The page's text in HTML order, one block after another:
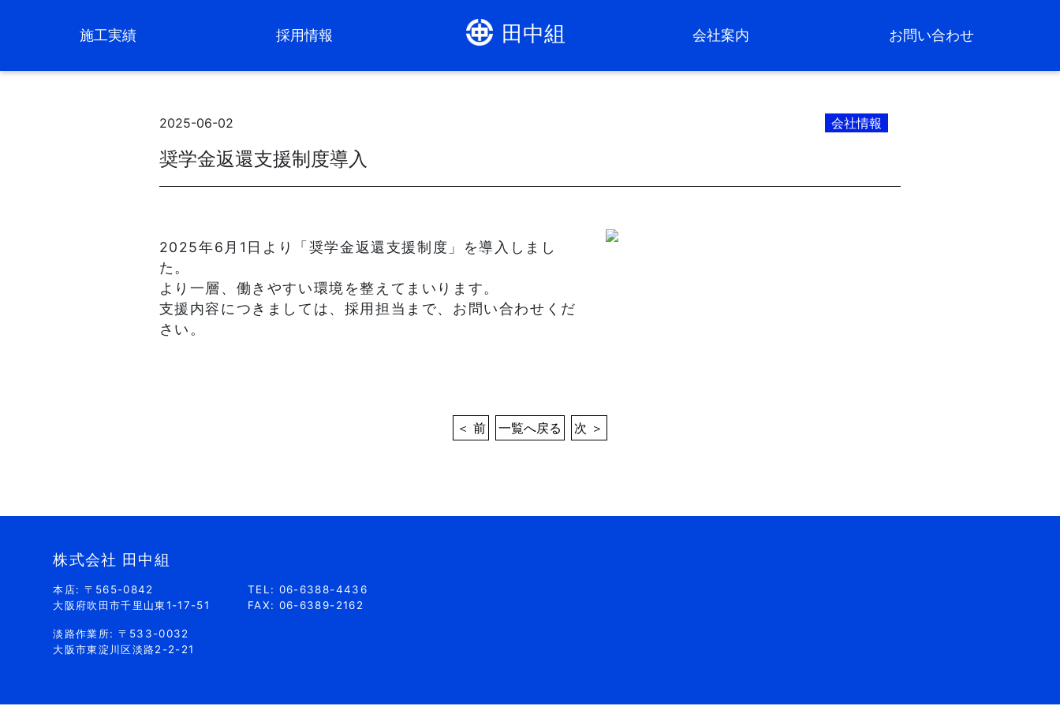
施工実績 採用情報 田中組 会社案内 お問い合わせ
2025-06-02 会社情報
奨学金返還支援制度導入
2025年6月1日より「奨学金返還支援制度」を導入しまし
た。
より一層、働きやすい環境を整えてまいります。
支援内容につきましては、採用担当まで、お問い合わせくだ
さい。
＜ 前 一覧へ戻る 次 ＞
株式会社 田中組
本店: 〒565-0842
大阪府吹田市千里山東1-17-51
淡路作業所: 〒533-0032
大阪市東淀川区淡路2-2-21
TEL: 06-6388-4436
FAX: 06-6389-2162